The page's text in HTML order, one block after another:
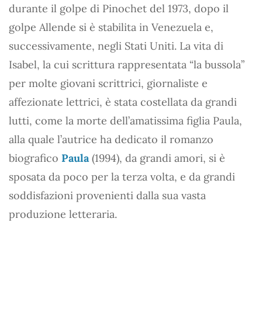
durante il golpe di Pinochet del 1973, dopo il
golpe Allende si è stabilita in Venezuela e,
successivamente, negli Stati Uniti. La vita di
Isabel, la cui scrittura rappresentata “la bussola”
per molte giovani scrittrici, giornaliste e
affezionate lettrici, è stata costellata da grandi
lutti, come la morte dell’amatissima figlia Paula,
alla quale l’autrice ha dedicato il romanzo
biografico Paula(1994), da grandi amori, si è
sposata da poco per la terza volta, e da grandi
soddisfazioni provenienti dalla sua vasta
produzione letteraria.